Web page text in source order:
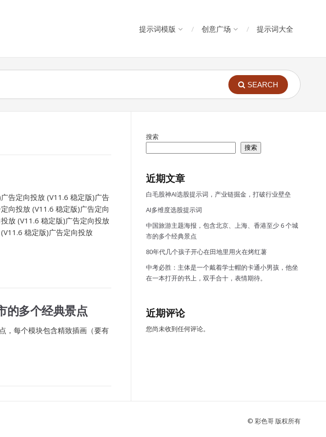
提示词模版 创意广场 提示词大全
SEARCH
告定向投放 (V11.6 稳定版)广告
向投放 (V11.6 稳定版)广告定向
放 (V11.6 稳定版)广告定向投放
稳定版)广告定向投放
的多个经典景点
，每个模块包含精致插画（要有
搜索
搜索
近期文章
白毛股神AI选股提示词，产业链掘金，打破行业壁垒
AI多维度选股提示词
中国旅游主题海报，包含北京、上海、香港至少 6 个城
市的多个经典景点
80年代几个孩子开心在田地里用火在烤红薯
中考必胜：主体是一个戴着学士帽的卡通小男孩，他坐
在一本打开的书上，双手合十，表情期待。
近期评论
您尚未收到任何评论。
© 彩色哥 版权所有